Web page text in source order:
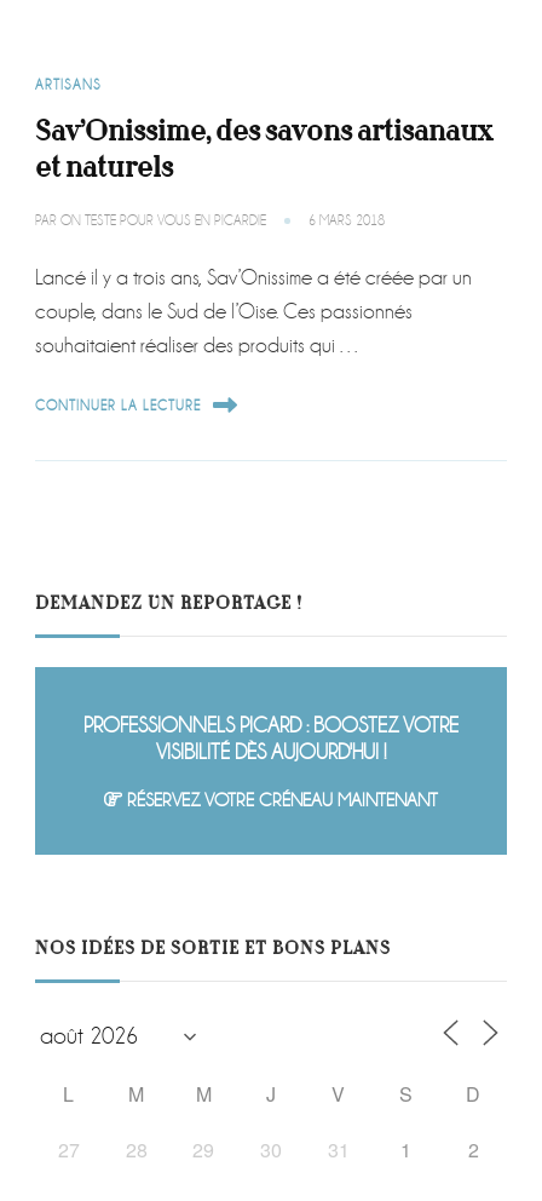
ARTISANS
Sav’Onissime, des savons artisanaux
et naturels
PAR ON TESTE POUR VOUS EN PICARDIE 6 MARS 2018
Lancé il y a trois ans, Sav’Onissime a été créée par un
couple, dans le Sud de l’Oise. Ces passionnés
souhaitaient réaliser des produits qui …
CONTINUER LA LECTURE
DEMANDEZ UN REPORTAGE !
PROFESSIONNELS PICARD : BOOSTEZ VOTRE
VISIBILITÉ DÈS AUJOURD'HUI !
RÉSERVEZ VOTRE CRÉNEAU MAINTENANT
NOS IDÉES DE SORTIE ET BONS PLANS
L M M J V S
D
27
28 29 30 31 1 2